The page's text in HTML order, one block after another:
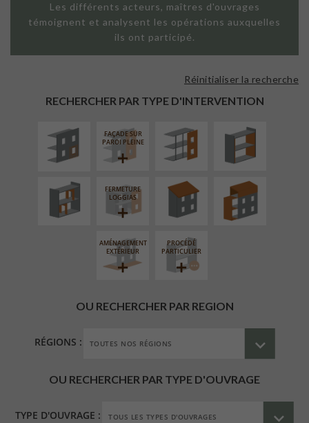
Les différents acteurs, maîtres d'ouvrages
témoignent et analysent les opérations auxquelles
ils ont participé.
RECHERCHER PAR TYPE D'INTERVENTION
Réinitialiser la recherche
EXTÉRIEURE
FAÇADE SUR
PAROI PLEINE
FAÇADE SUR
LINÉAIRE
ISOLATION
INTÉRIEURE
RÉAMÉNAGEMENT
INTÉRIEUR
FERMETURE
LOGGIAS
RÉFECTION DES
TOITURES
SURÉLÉVATION
EXTENSION
AMÉNAGEMENT
EXTÉRIEUR
PROCÉDÉ
PARTICULIER
OU RECHERCHER PAR REGION
RÉGIONS :
OU RECHERCHER PAR TYPE D'OUVRAGE
TYPE D'OUVRAGE :